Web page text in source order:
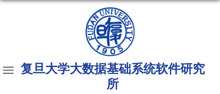
复旦大学大数据基础系统软件研究
所